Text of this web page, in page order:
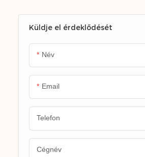
Küldje el érdeklődését
Név
Email
Telefon
Cégnév